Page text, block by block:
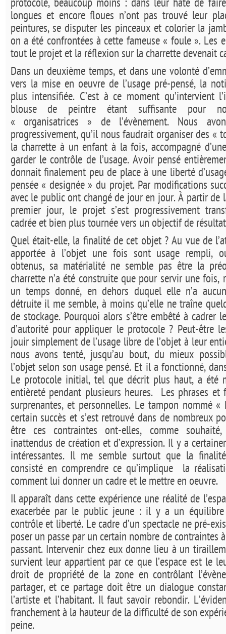
protocole, beaucoup moins : dans leur hâte de
longues et encore floues n’ont pas trouvé leur
peintures, se disputer les pinceaux et colorier la
on a été confrontées à cette fameuse « foule ». Les
tout le projet et la réflexion sur la charrette devenait
Dans un deuxième temps, et dans une volonté
vers la mise en oeuvre de l’usage pré-pensé, la
plus intensifiée. C’est à ce moment qu’intervient
blouse de peintre étant suffisante pour
« organisatrices » de l’évènement. Nous
progressivement, qu’il nous faudrait organiser des «
la charrette à un enfant à la fois, accompagné
garder le contrôle de l’usage. Avoir pensé
donnait finalement peu de place à une liberté
pensée « designée » du projet. Par modifications
avec le public ont changé de jour en jour. À partir
premier jour, le projet s’est progressivement
cadrée et bien plus tournée vers un objectif de
Quel était-elle, la finalité de cet objet ? Au vue de
apportée à l’objet une fois sont usage rempli,
obtenus, sa matérialité ne semble pas être la
charrette n’a été construite que pour servir une
un temps donné, en dehors duquel elle n’a
détruite il me semble, à moins qu’elle ne traîne
de stockage. Pourquoi alors s’être embêté à cadrer
d’autorité pour appliquer le protocole ? Peut-être
jouir simplement de l’usage libre de l’objet à leur
nous avons tenté, jusqu’au bout, du mieux
l’objet selon son usage pensé. Et il a fonctionné,
Le protocole initial, tel que décrit plus haut, a été
entièreté pendant plusieurs heures.
Les phrases et
surprenantes, et personnelles. Le tampon nommé
certain succès et s’est retrouvé dans de nombreux
être ces contraintes ont-elles, comme
inattendus de création et d’expression. Il y a
intéressantes. Il me semble surtout que la
consisté en comprendre ce qu’implique
la
comment lui donner un cadre et le mettre en oeuvre.
Il apparaît dans cette expérience une réalité de
exacerbée par le public jeune : il y a un
contrôle et liberté. Le cadre d’un spectacle ne pré-
poser un passe par un certain nombre de contraintes
passant. Intervenir chez eux donne lieu à un
survient leur appartient par ce que l’espace est le
droit de propriété de la zone en contrôlant
partager, et ce partage doit être un dialogue
l’artiste et l’habitant. Il faut savoir rebondir.
franchement à la hauteur de la difficulté de son
peine.